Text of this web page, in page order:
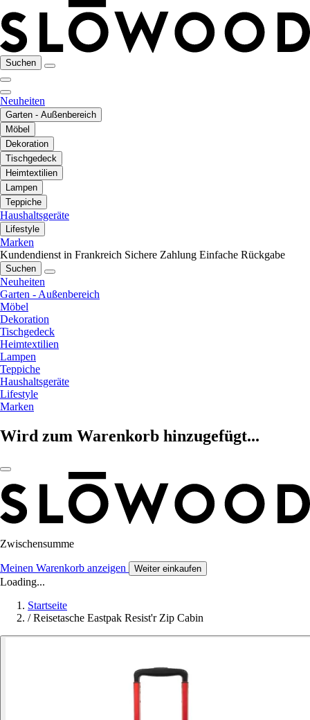
Suchen
Neuheiten
Garten - Außenbereich
Möbel
Dekoration
Tischgedeck
Heimtextilien
Lampen
Teppiche
Haushaltsgeräte
Lifestyle
Marken
Kundendienst in Frankreich Sichere Zahlung Einfache Rückgabe
Suchen
Neuheiten
Garten - Außenbereich
Möbel
Dekoration
Tischgedeck
Heimtextilien
Lampen
Teppiche
Haushaltsgeräte
Lifestyle
Marken
Wird zum Warenkorb hinzugefügt...
Zwischensumme
Meinen Warenkorb anzeigen Weiter einkaufen
Loading...
Startseite
/ Reisetasche Eastpak Resist'r Zip Cabin